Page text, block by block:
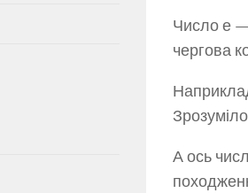
Число е —
чергова
А ось